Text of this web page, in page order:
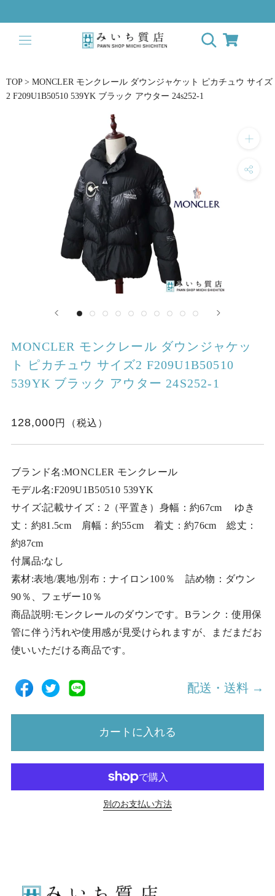
キ
て
コ
TOP > MONCLER モンクレール ダウンジャケット ピカチュウ サイズ
2 F209U1B50510 539YK ブラック アウター 24s252-1
MONCLER モンクレール ダウンジャケッ
ト ピカチュウ サイズ2 F209U1B50510
539YK ブラック アウター 24S252-1
128,000
ブランド名:MONCLER モンクレール
モデル名:F209U1B50510 539YK
サイズ:記載サイズ：2（平置き）身幅：約67cm ゆき
丈：約81.5cm 肩幅：約55cm 着丈：約76cm 総丈：
約87cm
付属品:なし
素材:表地/裏地/別布：ナイロン100％ 詰め物：ダウン
90％、フェザー10％
商品説明:モンクレールのダウンです。Bランク：使用保
管に伴う汚れや使用感が見受けられますが、まだまだお
使いいただける商品です。
配送・送料 →
カートに入れる
別のお支払い方法